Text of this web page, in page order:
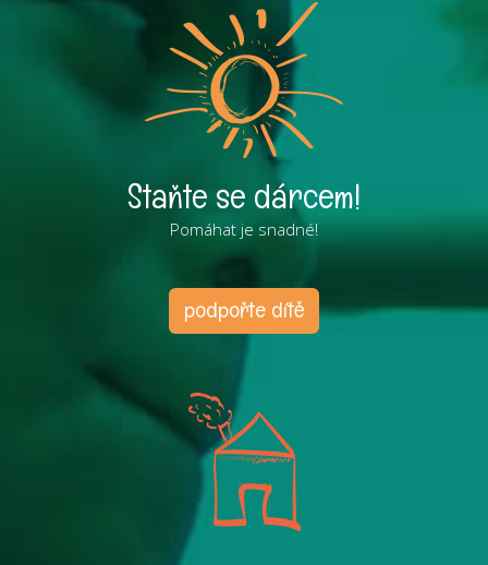
Staňte se dárcem!
Pomáhat je snadné!
podpořte dítě